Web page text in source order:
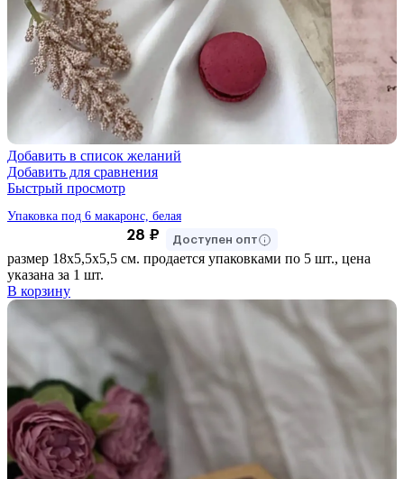
Добавить в список желаний
Добавить для сравнения
Быстрый просмотр
Упаковка под 6 макаронс, белая
28 ₽ Доступен опт
размер 18х5,5х5,5 см. продается упаковками по 5 шт., цена
указана за 1 шт.
В корзину